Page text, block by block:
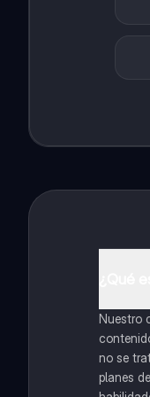
Nuestro
no se
planes